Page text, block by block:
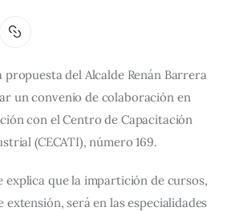
propuesta del Alcalde Renán Barrera
un convenio de colaboración en
con el Centro de Capacitación
(CECATI), número 169.
explica que la impartición de cursos,
extensión, será en las especialidades